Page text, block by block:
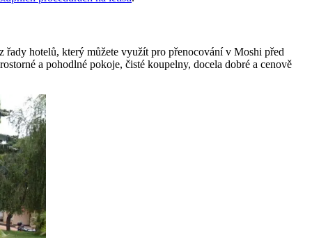
řady hotelů, který můžete využít pro přenocování v Moshi před
a pohodlné pokoje, čisté koupelny, docela dobré a cenově